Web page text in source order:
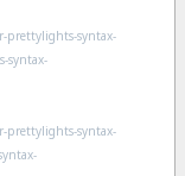
prettylights-syntax-
syntax-
prettylights-syntax-